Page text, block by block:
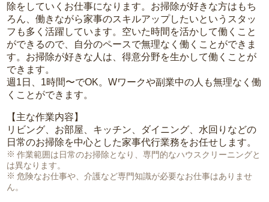
除をしていくお仕事になります。お掃除が好きな方はもち
ろん、働きながら家事のスキルアップしたいというスタッ
フも多く活躍しています。空いた時間を活かして働くこと
ができるので、自分のペースで無理なく働くことができま
す。お掃除が好きな人は、得意分野を生かして働くことが
できます。
週1日、1時間〜でOK。Wワークや副業中の人も無理なく働
くことができます。
【主な作業内容】
リビング、お部屋、キッチン、ダイニング、水回りなどの
日常のお掃除を中心とした家事代行業務をお任せします。
作業範囲は日常のお掃除となり、専門的なハウスクリーニングと
は異なります。
危険なお仕事や、介護など専門知識が必要なお仕事はありませ
ん。